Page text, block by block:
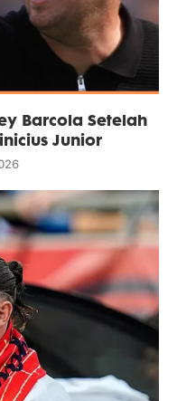
Barcola Setelah
Junior